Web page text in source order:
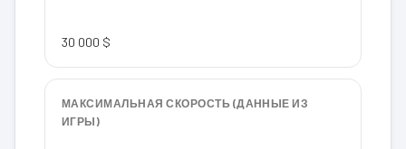
30 000 $
МАКСИМАЛЬНАЯ СКОРОСТЬ (ДАННЫЕ ИЗ
ИГРЫ)